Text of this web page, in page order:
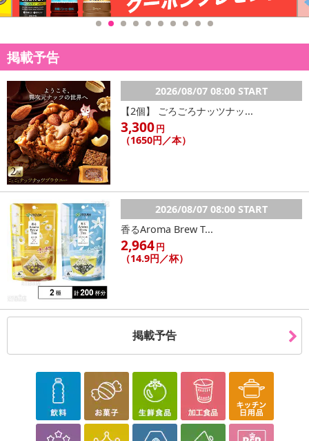
掲載予告
2026/08/07 08:00 START
【2個】 ごろごろナッツナッ...
3,300円
（1650円／本）
2026/08/07 08:00 START
香るAroma Brew T...
2,964円
（14.9円／杯）
掲載予告